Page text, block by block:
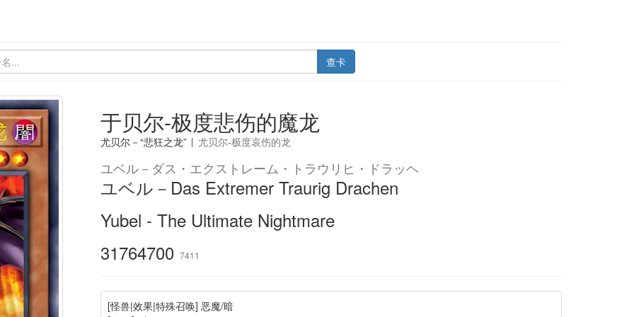
查卡
于贝尔-极度悲伤的魔龙
尤贝尔－“悲狂之龙” | 尤贝尔-极度哀伤的龙
ユベル－ダス・エクストレーム・トラウリヒ・ドラッヘ
ユベル－Das Extremer Traurig Drachen
Yubel - The Ultimate Nightmare
31764700 7411
[怪兽|效果|特殊召唤] 恶魔/暗